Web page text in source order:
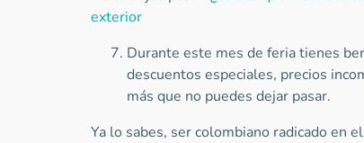
exterior
Durante este mes de feria tienes
descuentos especiales, precios
más que no puedes dejar pasar.
Ya lo sabes, ser colombiano radicado en